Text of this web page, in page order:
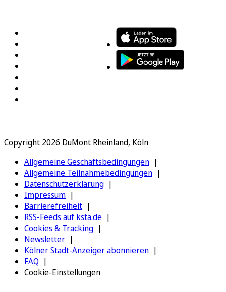
Copyright 2026 DuMont Rheinland, Köln
Allgemeine Geschäftsbedingungen
Allgemeine Teilnahmebedingungen
Datenschutzerklärung
Impressum
Barrierefreiheit
RSS-Feeds auf ksta.de
Cookies & Tracking
Newsletter
Kölner Stadt-Anzeiger abonnieren
FAQ
Cookie-Einstellungen